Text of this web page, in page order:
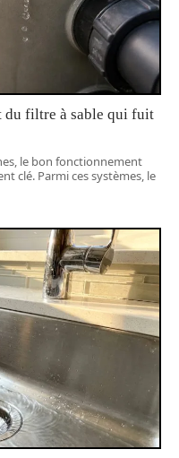
du filtre à sable qui fuit
le bon fonctionnement
clé. Parmi ces systèmes, le